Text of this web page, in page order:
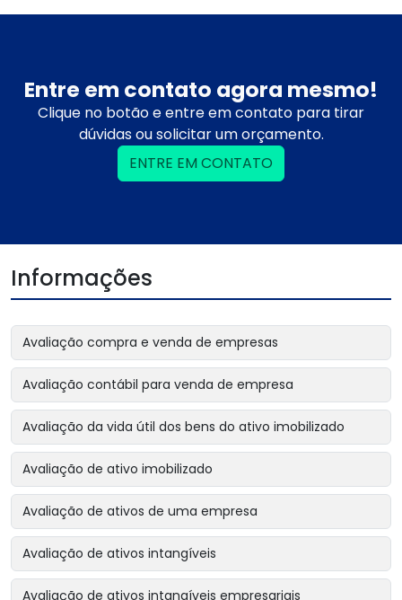
Entre em contato agora mesmo!
Clique no botão e entre em contato para tirar
dúvidas ou solicitar um orçamento.
ENTRE EM CONTATO
Informações
Avaliação compra e venda de empresas
Avaliação contábil para venda de empresa
Avaliação da vida útil dos bens do ativo imobilizado
Avaliação de ativo imobilizado
Avaliação de ativos de uma empresa
Avaliação de ativos intangíveis
Avaliação de ativos intangíveis empresariais